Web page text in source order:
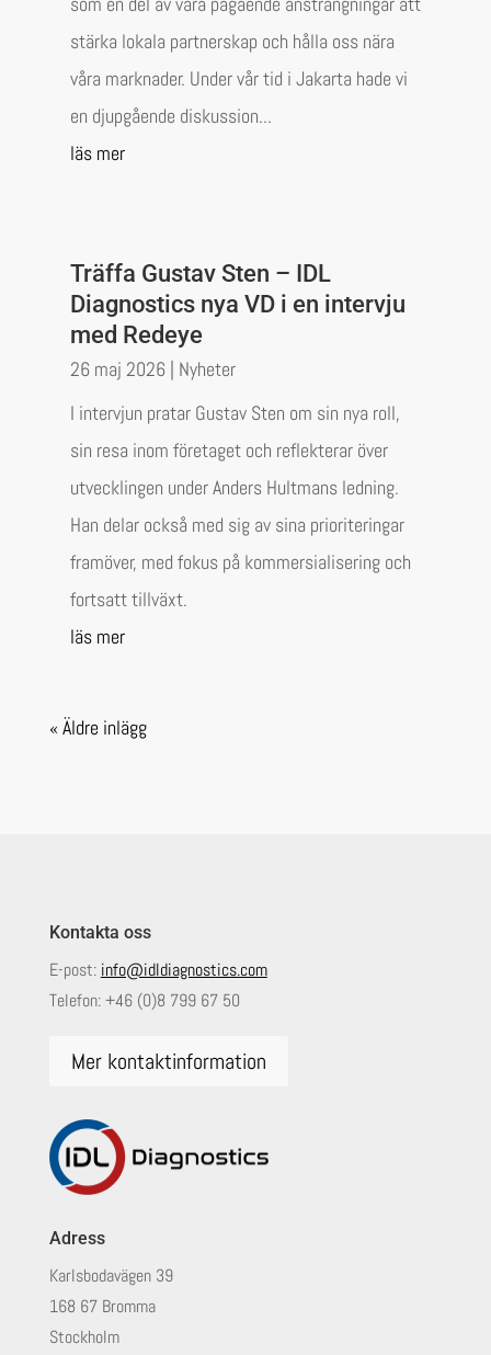
stärka lokala partnerskap och hålla oss nära
våra marknader. Under vår tid i Jakarta hade vi
en djupgående diskussion...
läs mer
Träffa Gustav Sten – IDL
Diagnostics nya VD i en intervju
med Redeye
26 maj 2026| Nyheter
I intervjun pratar Gustav Sten om sin nya roll,
sin resa inom företaget och reflekterar över
utvecklingen under Anders Hultmans ledning.
Han delar också med sig av sina prioriteringar
framöver, med fokus på kommersialisering och
fortsatt tillväxt.
läs mer
« Äldre inlägg
Kontakta oss
E-post: info@idldiagnostics.com
Telefon:+46 (0)8 799 67 50
Mer kontaktinformation
Adress
Karlsbodavägen 39
168 67 Bromma
Stockholm